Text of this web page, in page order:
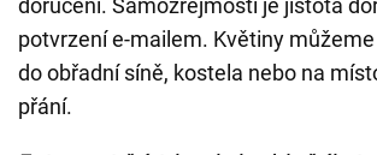
doručení. Samozřejmostí je jistota
potvrzení e-mailem. Květiny
do obřadní síně, kostela nebo na
přání.